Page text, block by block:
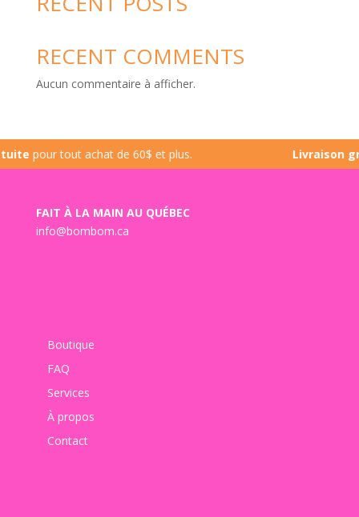
RECENT COMMENTS
Aucun commentaire à afficher.
pour tout achat de 60$ et plus. Livraison
FAIT À LA MAIN AU QUÉBEC
info@bombom.ca
Boutique
FAQ
Services
À propos
Contact